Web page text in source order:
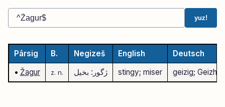
yuz!
Pârsig B. Negizeš English
Deutsch
• Žagur z. n. ژگور: بخیل stingy; miser geizig;